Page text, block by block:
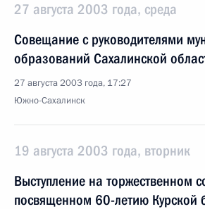
27 августа 2003 года, среда
Совещание с руководителями
образований Сахалинской
27 августа 2003 года, 17:27
Южно-Сахалинск
19 августа 2003 года, вторник
Выступление на торжественном
посвященном 60-летию Курской